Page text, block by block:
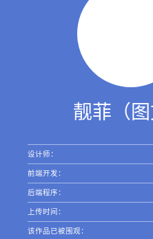
靓菲（图
设计师：
前端开发：
后端程序：
上传时间：
该作品已被围观：